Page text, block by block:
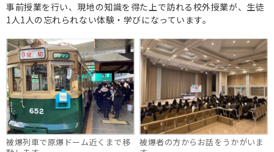
事前授業を行い、現地の知識を得た上で訪れる校外授業が、生徒
1人1人の忘れられない体験・学びになっています。
被爆列車で原爆ドーム近くまで移
被爆者の方からお話をうかがいま